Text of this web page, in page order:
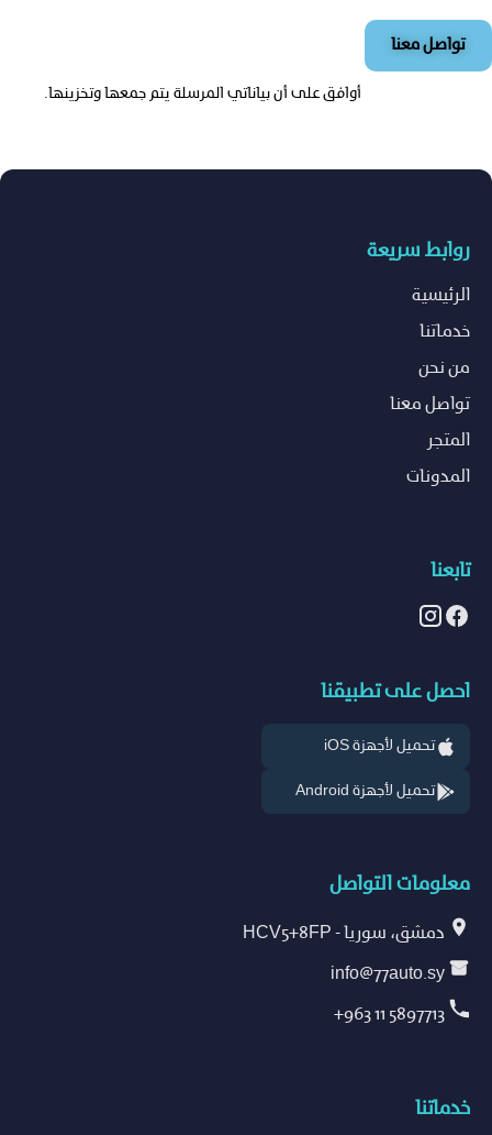
أوافق على أن بياناتي المرسلة يتمجمعها وتخزينها.
روابط سريعة
الرئيسية
خدماتنا
من نحن
تواصل معنا
المتجر
المدونات
تابعنا
احصل على تطبيقنا
تحميل لأجهزة iOS
تحميل لأجهزة Android
معلومات التواصل
دمشق، سوريا - HCV5+8FP
info@77auto.sy
+963 11 5897713
خدماتنا